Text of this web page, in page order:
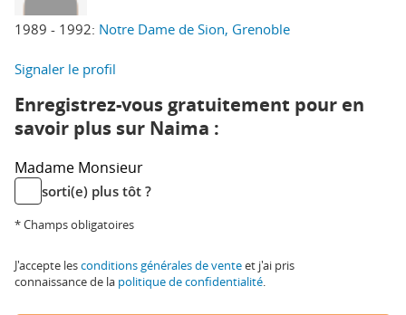
1989 - 1992: Notre Dame de Sion, Grenoble
Signaler le profil
Enregistrez-vous gratuitement pour en
savoir plus sur Naima :
Madame Monsieur
sorti(e) plus tôt ?
* Champs obligatoires
J'accepte lesconditions générales de venteet j'ai pris
connaissance de la politique de confidentialité.